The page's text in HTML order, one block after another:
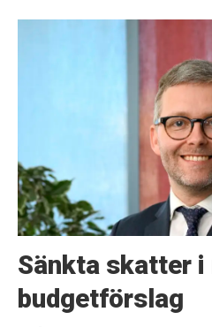
Sänkta skatter
budgetförslag